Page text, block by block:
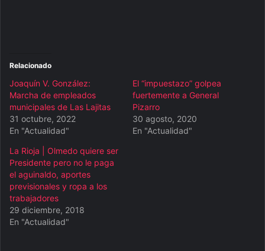
Relacionado
Joaquín V. González:
Marcha de empleados
municipales de Las Lajitas
31 octubre, 2022
En "Actualidad"
El “impuestazo” golpea
fuertemente a General
Pizarro
30 agosto, 2020
En "Actualidad"
La Rioja | Olmedo quiere ser
Presidente pero no le paga
el aguinaldo, aportes
previsionales y ropa a los
trabajadores
29 diciembre, 2018
En "Actualidad"